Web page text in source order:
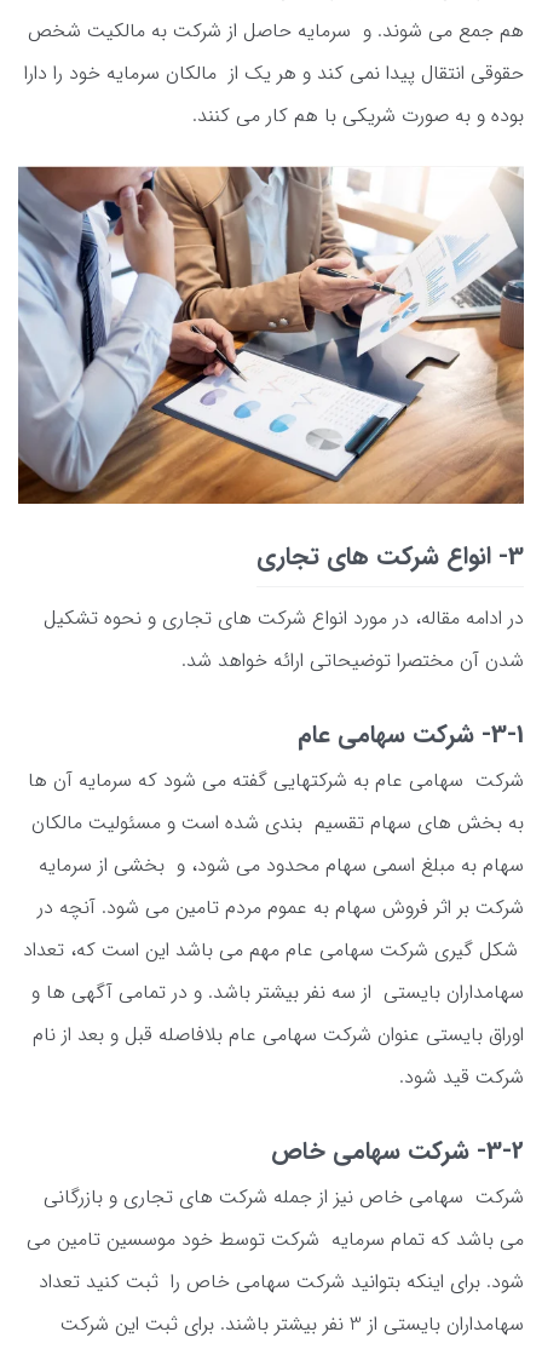
هم جمع می شوند. و سرمایه حاصل از شرکت به مالکیت شخص
حقوقی انتقال پیدا نمی کند و هر یک از مالکان سرمایه خود را دارا
بوده و به صورت شریکی با هم کار می کنند.
3- انواع شرکت های تجاری
در ادامه مقاله، در مورد انواع شرکت های تجاری و نحوه تشکیل
شدن آن مختصرا توضیحاتی ارائه خواهد شد.
3-1- شرکت سهامی عام
شرکت سهامی عام به شرکتهایی گفته می شود که سرمایه آن ها
به بخش های سهام تقسیم بندی شده است و مسئولیت مالکان
سهام به مبلغ اسمی سهام محدود می شود، و بخشی از سرمایه
شرکت بر اثر فروش سهام به عموم مردم تامین می شود. آنچه در
شکل گیری شرکت سهامی عام مهم می باشد این است که، تعداد
سهامداران بایستی از سه نفر بیشتر باشد. و در تمامی آگهی ها و
اوراق بایستی عنوان شرکت سهامی عام بلافاصله قبل و بعد از نام
شرکت قید شود.
3-2- شرکت سهامی خاص
شرکت سهامی خاص نیز از جمله شرکت های تجاری و بازرگانی
می باشد که تمام سرمایه شرکت توسط خود موسسین تامین می
شود. برای اینکه بتوانید شرکت سهامی خاص را ثبت کنید تعداد
سهامداران بایستی از 3 نفر بیشتر باشند. برای ثبت این شرکت